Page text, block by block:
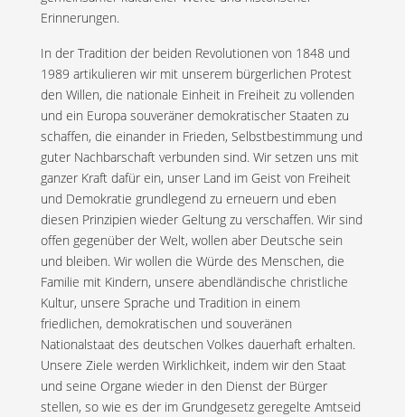
Erinnerungen.
In der Tradition der beiden Revolutionen von 1848 und
1989 artikulieren wir mit unserem bürgerlichen Protest
den Willen, die nationale Einheit in Freiheit zu vollenden
und ein Europa souveräner demokratischer Staaten zu
schaffen, die einander in Frieden, Selbstbestimmung und
guter Nachbarschaft verbunden sind. Wir setzen uns mit
ganzer Kraft dafür ein, unser Land im Geist von Freiheit
und Demokratie grundlegend zu erneuern und eben
diesen Prinzipien wieder Geltung zu verschaffen. Wir sind
offen gegenüber der Welt, wollen aber Deutsche sein
und bleiben. Wir wollen die Würde des Menschen, die
Familie mit Kindern, unsere abendländische christliche
Kultur, unsere Sprache und Tradition in einem
friedlichen, demokratischen und souveränen
Nationalstaat des deutschen Volkes dauerhaft erhalten.
Unsere Ziele werden Wirklichkeit, indem wir den Staat
und seine Organe wieder in den Dienst der Bürger
stellen, so wie es der im Grundgesetz geregelte Amtseid